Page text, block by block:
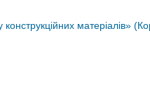
матеріалів»